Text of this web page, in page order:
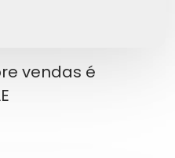
vendas é